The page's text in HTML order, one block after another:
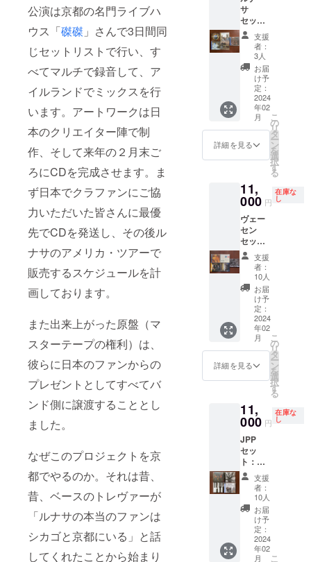
公演は京都の名門ライブハ
ウス「磔磔 」さんで3日間同
じセットリストで行い、す
べてマルチで録音して、ア
イルランドでミックスを行
います。アートワークは日
本のクリエイター陣で制
作、そして来年の２月末ご
ろにCDを完成させます。ま
ず日本でクラファンにご協
力いただいた皆さんに最優
先でCDを発送し、その後ル
ナサのアメリカ・ツアーで
販売するスケジュールを計
画しております。
また出来上がった原盤（マ
スターテープの権利）は、
彼らに日本のファンからの
プレゼントとしてすべてバ
ンド側に譲渡することとし
ました。
なぜこのプロジェクトを京
都でやるのか。それは昔、
昔、ベースのトレヴァーが
「ルナサの本当のファンは
シカゴと京都にいる」と話
してくれたことから始まり
ty
Sessio
ns"
(2004)
の合計4
枚セッ
サ
セット
1：今回
制作の
『ライ
ブ・イ
ン・
ジャパ
（仮）
』とル
ナサ関
連のレ
アアイ
テム5タ
のマニ
アック
なセッ
ト：
Lunasa
"Leitri
m
Equatio
(2009)
Tamalin
"Rhyth
m &
Rhyme
" 、
Grada
Landing
04)"、
Kevin
Crawfo
rd &
Cillian
Valleley
"On
Commo
Ground
(2009)
Cillian
支援
者：
3人
お届
け予
定：
2024
年02
月
詳細を見る
こ
の
リ
タ
ー
ン
を
選
択
す
る
11,
000 円
在庫な
し
ヴェー
セン
セッ
ト：今
回制作
の『ラ
イヴ・
イン・
ジャパ
（仮）
』に加
えて
ヴェー
セン
（from
Sweden
）の
CD5枚
を加え
た合計6
枚セッ
ト：ア
メリカ
盤BEST
"Spirit"
(1997)
、Mike
Marsha
Darol
支援
者：
10人
お届
け予
定：
2024
年02
月
詳細を見る
こ
の
リ
タ
ー
ン
を
選
択
す
る
11,
000 円
在庫な
し
JPP
セッ
ト：今
回のル
ナサ
『ライ
ヴ・イ
ン・
ジャパ
（仮）
支援
者：
10人
お届
け予
定：
2024
年02
月
こ